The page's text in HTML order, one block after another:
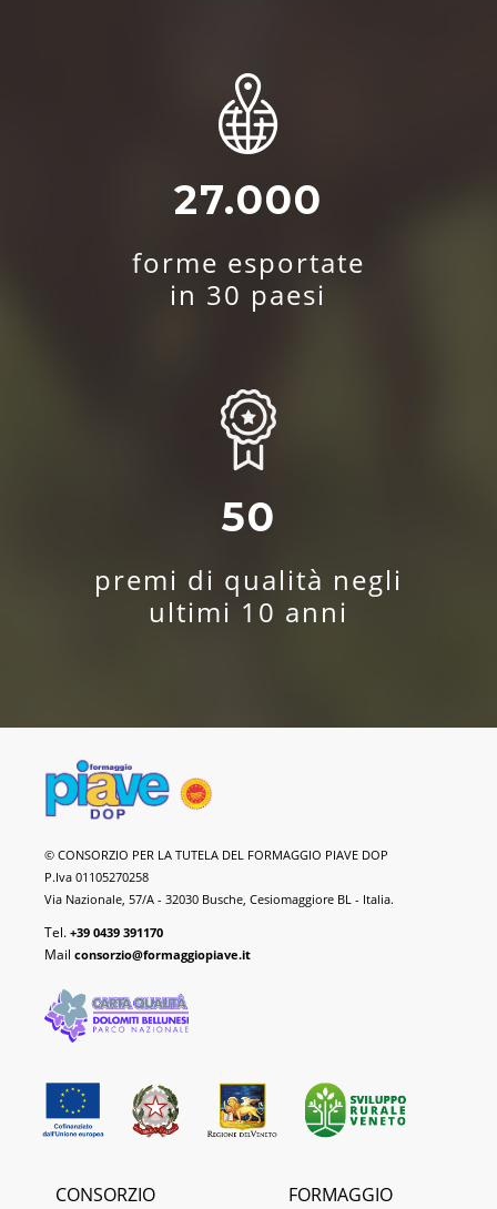
27.000
forme esportate
in 30 paesi
50
premi di qualità negli
ultimi 10 anni
Formaggio
Piave
DOP
© CONSORZIO PER LA TUTELA DEL FORMAGGIO PIAVE DOP
P.Iva 01105270258
Via Nazionale, 57/A - 32030 Busche, Cesiomaggiore BL - Italia.
Tel. +39 0439 391170
Mail consorzio@formaggiopiave.it
CONSORZIO FORMAGGIO